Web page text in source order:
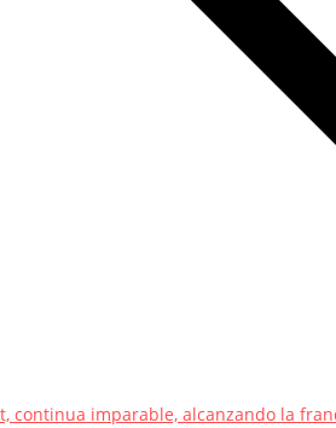
continua imparable, alcanzando la